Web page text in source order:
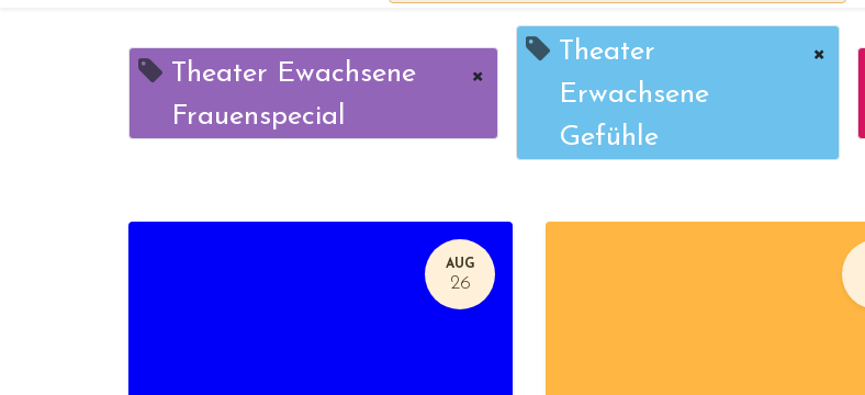
Theater Ewachsene
Frauenspecial
×
Theater
Erwachsene
Gefühle
×
AUG
26